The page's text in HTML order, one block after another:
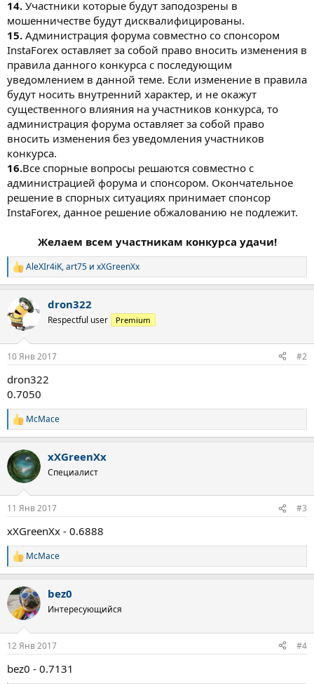
14. Участники которые будут заподозрены в
мошенничестве будут дисквалифицированы.
15. Администрация форума совместно со спонсором
InstaForex оставляет за собой право вносить изменения в
правила данного конкурса с последующим
уведомлением в данной теме. Если изменение в правила
будут носить внутренний характер, и не окажут
существенного влияния на участников конкурса, то
администрация форума оставляет за собой право
вносить изменения без уведомления участников
конкурса.
16.Все спорные вопросы решаются совместно с
администрацией форума и спонсором. Окончательное
решение в спорных ситуациях принимает спонсор
InstaForex, данное решение обжалованию не подлежит.
Желаем всем участникам конкурса удачи!
Р
е
к
ц
и
AleXIr4iK,art75 и xXGreenXx
dron322
Respectful user Premium
10 Янв 2017 #2
dron322
0.7050
Р
е
к
ц
и
:
McMace
xXGreenXx
Специалист
11 Янв 2017 #3
xXGreenXx - 0.6888
Р
е
к
ц
и
McMace
bez0
Интересующийся
12 Янв 2017 #4
bez0 - 0.7131